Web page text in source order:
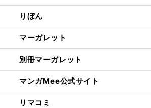
りぼん
マーガレット
別冊マーガレット
マンガMee公式サイト
リマコミ